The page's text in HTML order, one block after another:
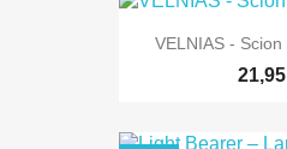
VELNIAS -